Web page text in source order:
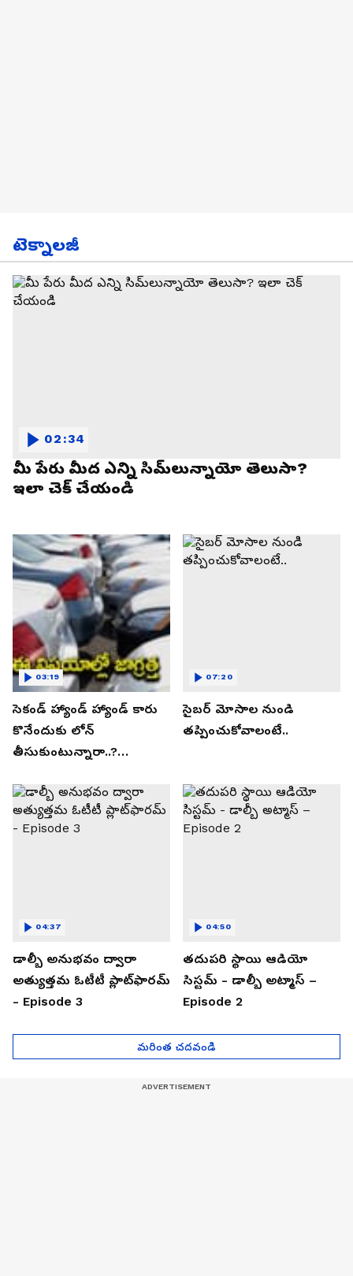
టెక్నాలజీ
మీ పేరు మీద ఎన్ని సిమ్‌లున్నాయో తెలుసా?
ఇలా చెక్ చేయండి
02:34
సెకండ్ హ్యాండ్ హ్యాండ్ కారు
కొనేందుకు లోన్
తీసుకుంటున్నారా..?
తెలుసుకోండి..!
03:19
సైబర్ మోసాల నుండి
తప్పించుకోవాలంటే..
07:20
డాల్బీ అనుభవం ద్వారా
అత్యుత్తమ ఓటీటీ ప్లాట్‌ఫారమ్
- Episode 3
04:37
తదుపరి స్థాయి ఆడియో
సిస్టమ్ - డాల్బీ అట్మాస్ –
Episode 2
04:50
మరింత చదవండి